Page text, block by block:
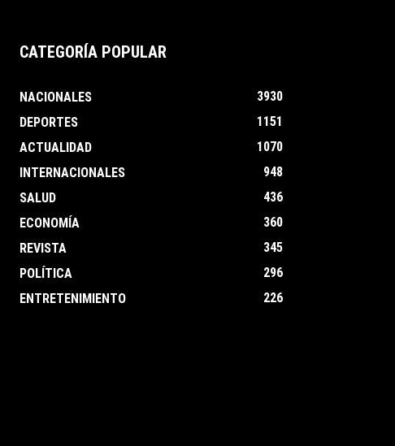
CATEGORÍA POPULAR
NACIONALES
3930
DEPORTES
1151
ACTUALIDAD
1070
INTERNACIONALES
948
SALUD
436
ECONOMÍA
360
REVISTA
345
POLÍTICA
296
ENTRETENIMIENTO
226